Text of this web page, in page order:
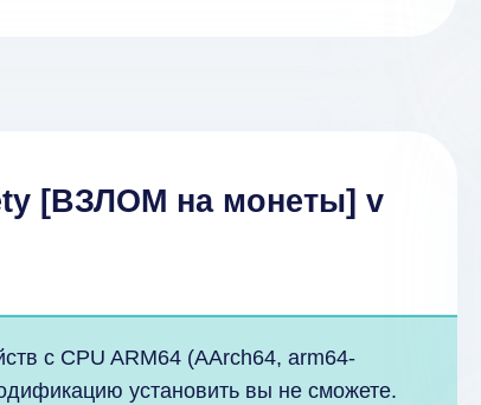
[ВЗЛОМ на монеты] v
с CPU ARM64 (AArch64, arm64-
установить вы не сможете.